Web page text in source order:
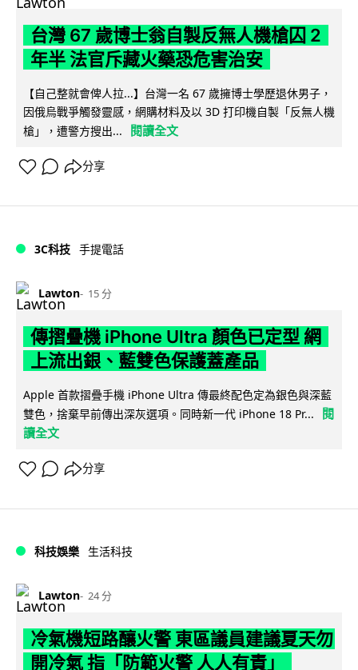
台灣 67 歲博士翁自製反無人機槍囚 2
年半 法官斥藏火藥恐危害治安
【自己整就會俾人拉...】台灣一名 67 歲擁博士學歷退休男子，
因俄烏戰爭觸發靈感，網購材料及以 3D 打印機自製「反無人機
槍」，遭警方搜出...
閱讀全文
分享
3C科技 手提電話
Lawton 15 分
傳摺疊機 iPhone Ultra 顏色已定型 網
上流出銀、藍雙色保護蓋產品
Apple 首款摺疊手機 iPhone Ultra 傳最終配色定為銀色與深藍
雙色，捨棄早前傳出深灰選項。同時新一代 iPhone 18 Pr...
閱
讀全文
分享
科技娛樂 生活科技
Lawton 24 分
冷氣機短路釀火警 東區議員建議夏天勿
開冷氣 指「防範火警 人人有責」